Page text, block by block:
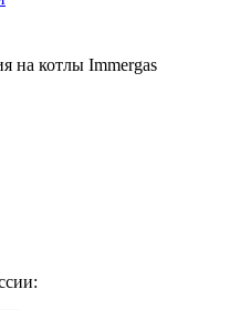
на котлы Immergas